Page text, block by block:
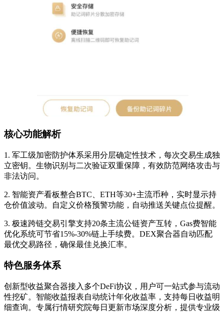
核心功能解析
1. 军工级加密防护体系采用分层确定性技术，每次交易生成独
立密钥。生物识别与二次验证双重保障，有效防范网络攻击与
非法访问。
2. 智能资产看板整合BTC、ETH等30+主流币种，实时显示持
仓价值波动。自定义价格预警功能，自动推送关键点位提醒。
3. 极速跨链交易引擎支持20条主流公链资产互转，Gas费智能
优化系统可节省15%-30%链上手续费。DEX聚合器自动匹配
最优交易路径，确保最佳兑换汇率。
特色服务体系
创新型收益聚合器接入多个DeFi协议，用户可一站式参与流动
性挖矿。智能收益报表自动统计年化收益率，支持每日收益明
细查询。专属行情研究院每日更新市场深度分析，提供专业级